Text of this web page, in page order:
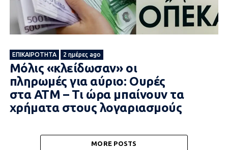
ΕΠΙΚΑΙΡΌΤΗΤΑ 2 ημέρες ago
Μόλις «κλείδωσαν» οι
πληρωμές για αύριο: Ουρές
στα ΑΤΜ – Τι ώρα μπαίνουν τα
χρήματα στους λογαριασμούς
MORE POSTS